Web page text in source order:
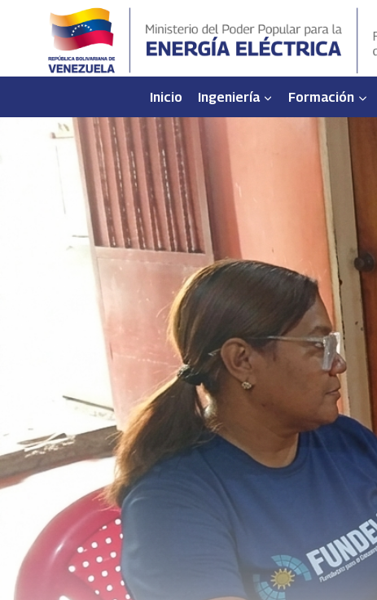
contenido
Inicio Ingeniería Formación